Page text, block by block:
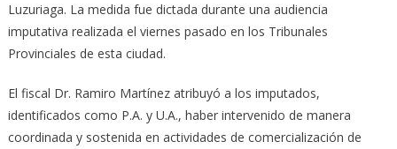
Luzuriaga. La medida fue dictada durante una audiencia
imputativa realizada el viernes pasado en los Tribunales
Provinciales de esta ciudad.
El fiscal Dr. Ramiro Martínez atribuyó a los imputados,
identificados como P.A. y U.A., haber intervenido de manera
coordinada y sostenida en actividades de comercialización de